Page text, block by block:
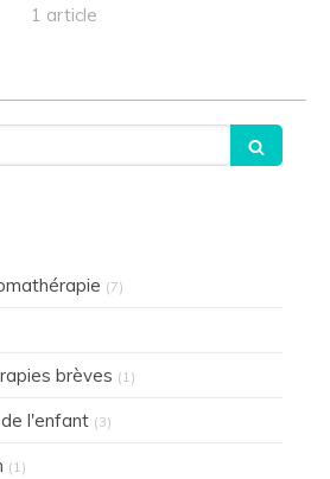
1 article
(7)
brèves (1)
l'enfant (3)
(1)